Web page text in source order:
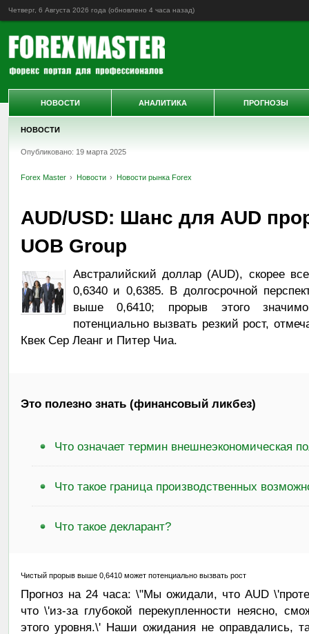
Четверг, 6 Августа 2026 года (обновлено 4 часа назад)
НОВОСТИ
Опубликовано: 19 марта 2025
Forex Master Новости Новости рынка Forex
AUD/USD: Шанс для AUD
UOB Group
Австралийский доллар (AUD), скорее
0,6340 и 0,6385. В долгосрочной
выше 0,6410; прорыв этого
потенциально вызвать резкий рост,
Квек Сер Леанг и Питер Чиа.
Это полезно знать (финансовый ликбез)
Что означает термин внешнеэкономическая
Что такое граница производственных
Что такое декларант?
Чистый прорыв выше 0,6410 может потенциально вызвать рост
Прогноз на 24 часа: \"Мы ожидали, что AUD
что \'из-за глубокой перекупленности неясно,
этого уровня.\' Наши ожидания не оправдались,
НОВОСТИ АНАЛИТИКА ПРОГНОЗЫ